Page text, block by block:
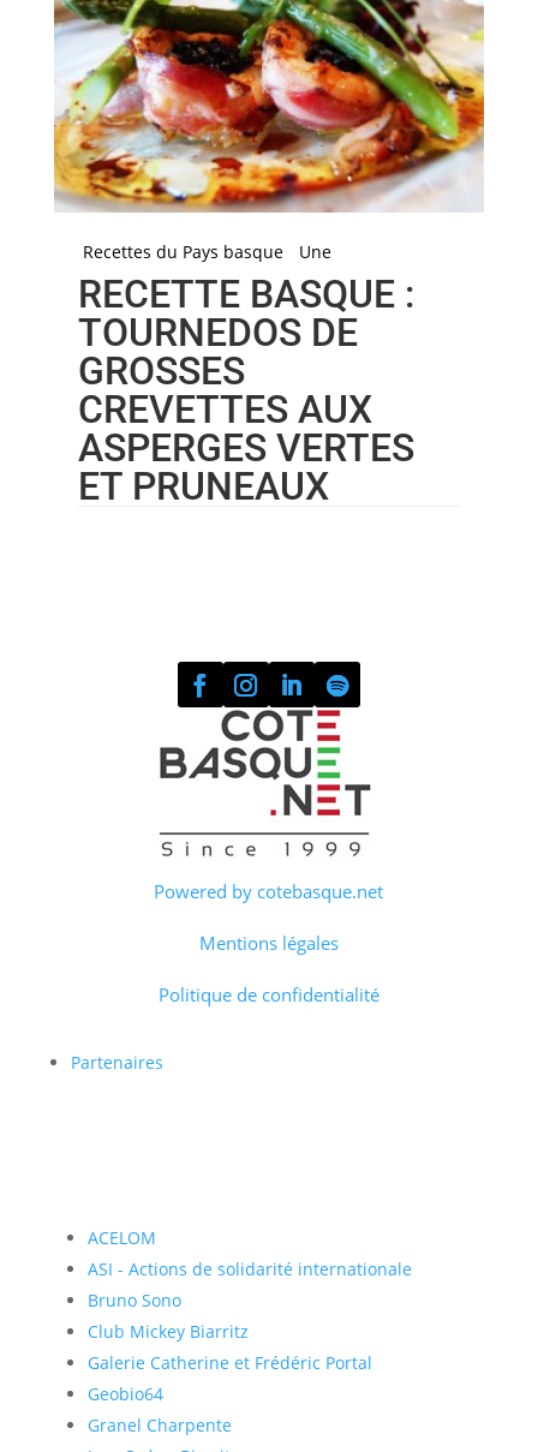
Recettes du Pays basque Une
RECETTE BASQUE :
TOURNEDOS DE
GROSSES
CREVETTES AUX
ASPERGES VERTES
ET PRUNEAUX
Powered by cotebasque.net
Mentions légales
Politique de confidentialité
Partenaires
ACELOM
ASI - Actions de solidarité internationale
Bruno Sono
Club Mickey Biarritz
Galerie Catherine et Frédéric Portal
Geobio64
Granel Charpente